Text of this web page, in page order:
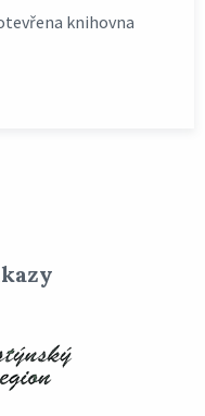
knihovna